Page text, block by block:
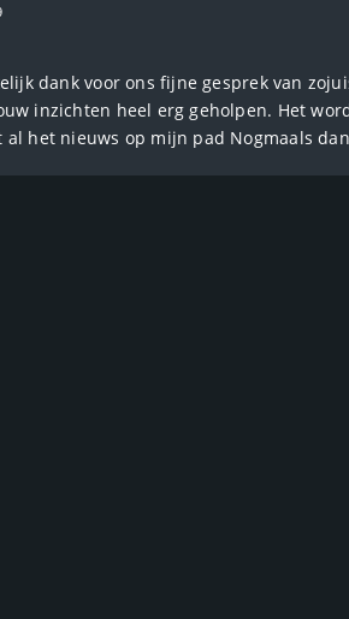
dank voor ons fijne gesprek van
inzichten heel erg geholpen. Het
al het nieuws op mijn pad Nogmaals